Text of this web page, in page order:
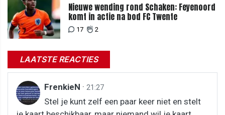
Nieuwe wending rond Schaken: Feyenoord
komt in actie na bod FC Twente
17 2
LAATSTE REACTIES
FrenkieN · 21:27
Stel je kunt zelf een paar keer niet en stelt